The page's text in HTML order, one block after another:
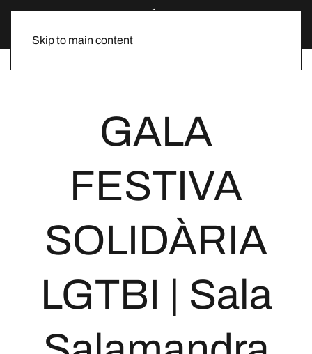
Skip to main content
GALA
FESTIVA
SOLIDÀRIA
LGTBI | Sala